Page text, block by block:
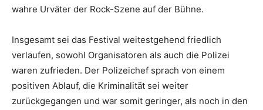
wahre Urväter der Rock-Szene auf der Bühne.
Insgesamt sei das Festival weitestgehend friedlich
verlaufen, sowohl Organisatoren als auch die Polizei
waren zufrieden. Der Polizeichef sprach von einem
positiven Ablauf, die Kriminalität sei weiter
zurückgegangen und war somit geringer, als noch in den